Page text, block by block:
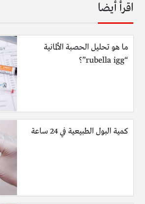
اقرأ أيضا
ما هو تحليل الحصبة الألمانية
“rubella igg”؟
كمية البول الطبيعية في 24 ساعة